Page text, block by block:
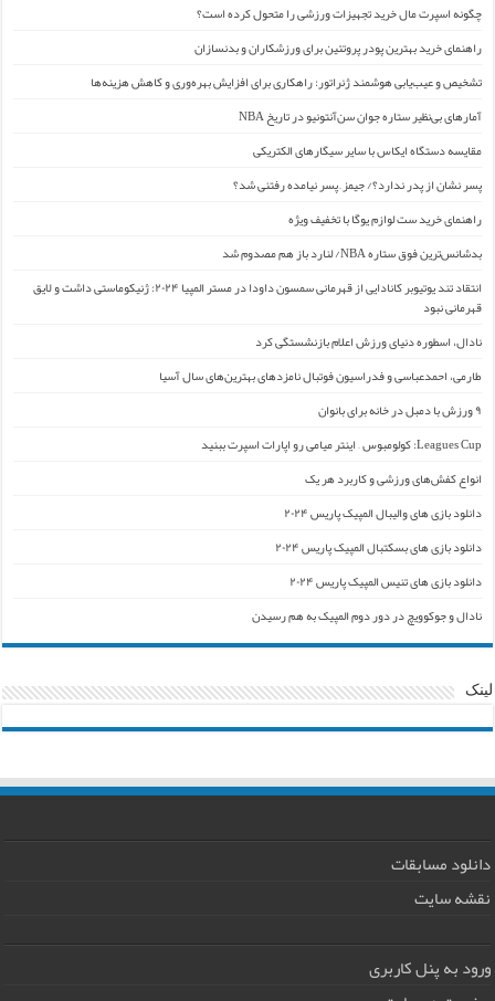
چگونه اسپرت مال خرید تجهیزات ورزشی را متحول کرده است؟
راهنمای خرید بهترین پودر پروتئین برای ورزشکاران و بدنسازان
تشخیص و عیب‌یابی هوشمند ژنراتور: راهکاری برای افزایش بهره‌وری و کاهش هزینه‌ها
آمارهای بی‌نظیر ستاره جوان سن‌آنتونیو در تاریخ NBA
مقایسه دستگاه ایکاس با سایر سیگارهای الکتریکی
پسر نشان از پدر ندارد؟/ جیمز ِ پسر نیامده رفتنی شد؟
راهنمای خرید ست لوازم یوگا با تخفیف ویژه
بدشانس‌ترین فوق ستاره NBA/ لنارد باز هم مصدوم شد
انتقاد تند یوتیوبر کانادایی از قهرمانی سمسون داودا در مستر المپیا ۲۰۲۴: ژنیکوماستی داشت و لایق
قهرمانی نبود
نادال، اسطوره دنیای ورزش اعلام بازنشستگی کرد
طارمی، احمدعباسی و فدراسیون فوتبال نامزدهای بهترین‌های سال آسیا
۹ ورزش با دمبل در خانه برای بانوان
Leagues Cup: کولومبوس – اینتر میامی رو اپارات اسپرت ببنید
انواع کفش‌های ورزشی و کاربرد هر یک
دانلود بازی های والیبال المپیک پاریس ۲۰۲۴
دانلود بازی های بسکتبال المپیک پاریس ۲۰۲۴
دانلود بازی های تنیس المپیک پاریس ۲۰۲۴
نادال و جوکوویچ در دور دوم المپیک به هم رسیدن
لینک
دانلود مسابقات
نقشه سایت
ورود به پنل کاربری